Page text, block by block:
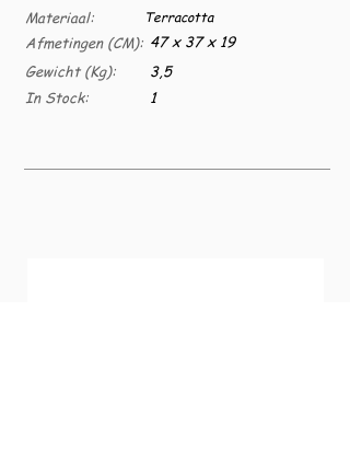
Materiaal:
Afmetingen (CM):
Gewicht (Kg):
In Stock:
Terracotta
47 x 37 x 19
3,5
1